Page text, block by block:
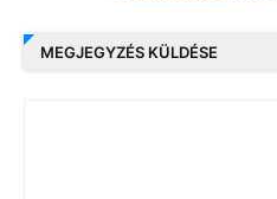
MEGJEGYZÉS KÜLDÉSE